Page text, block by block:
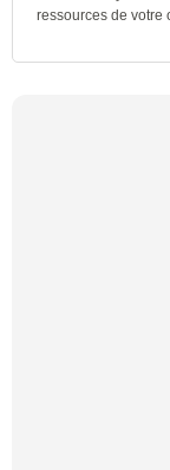
ressources de votre